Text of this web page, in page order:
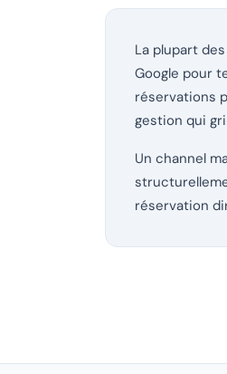
La plupart
Google pour
réservations
gestion qui
Un channel
réservation